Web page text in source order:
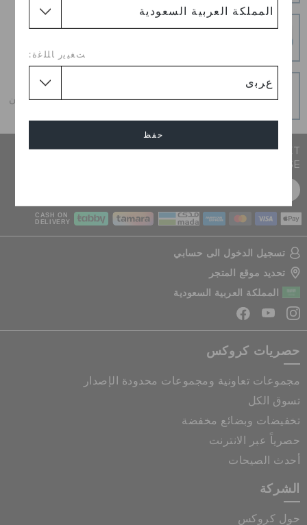
ﺖﻐﻴﻳﺭ ﺎﻠﻠﻏﺓ:
حفظ
احصل على ما تحب اليوم ، و قسطه على دفعات ، دائما بدون
JOIN CROCS CLUB & GET 15% OFF ON YOUR NEXT
PURCHASE
CASH ON
DELIVERY
تسجيل الدخول الى حسابي
تحديد موقع المتجر
المملكة العربية السعودية
حصريات كروكس
مجموعات تعاونية ومجموعات محدودة الإصدار
تسوق الكل
تخفيضات وبضائع مخفضة
حصرياً عبر الانترنت
أحدث الصيحات
الشركة
حول كروكس